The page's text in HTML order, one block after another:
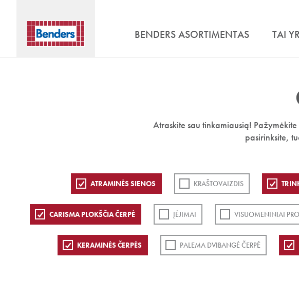
BENDERS ASORTIMENTAS TAI
Atraskite sau tinkamiausią!
pasirinksite,
ATRAMINĖS SIENOS KRAŠTOVAIZDIS
CARISMA PLOKŠČIA ČERPĖ ĮĖJIMAI VISUOMENINIAI
KERAMINĖS ČERPĖS PALEMA DVIBANGĖ ČERPĖ